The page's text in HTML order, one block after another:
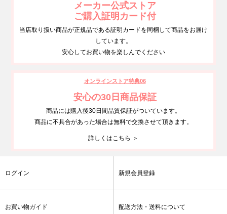
メーカー公式ストア
ご購入証明カード付
当店取り扱い商品が正規品である証明カードを同梱して商品をお届け
しています。
安心してお買い物を楽しんでください
オンラインストア特典06
安心の30日商品保証
商品には購入後30日間品質保証がついています。
商品に不具合があった場合は無料で交換させて頂きます。
詳しくはこちら ＞
ログイン 新規会員登録
お買い物ガイド 配送方法・送料について